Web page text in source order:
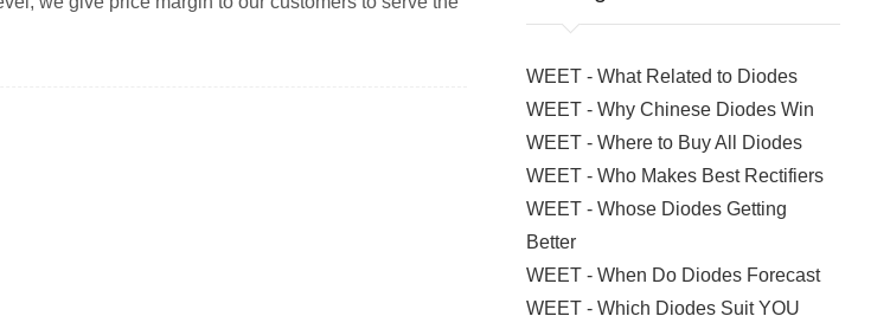
WEET - What Related to Diodes
WEET - Why Chinese Diodes Win
WEET - Where to Buy All Diodes
WEET - Who Makes Best Rectifiers
WEET - Whose Diodes Getting
Better
WEET - When Do Diodes Forecast
WEET - Which Diodes Suit YOU